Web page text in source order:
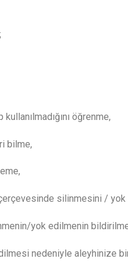
kullanılmadığını öğrenme,
bilme,
çerçevesinde silinmesini /
yok edilmenin
nedeniyle aleyhinize